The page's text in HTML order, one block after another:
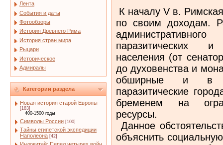
Лента
События и даты
Фотообзоры
История Древнего Рима
История стран мира
Рыцари
Историческое
Адмиралы
Категории раздела
Новая история старой Европы
[183]
400-1500 годы
Символы России [100]
Тайны египетской экспедиции
Наполеона [42]
К началу V в.
по своим доходам.
паразитических
населения (от
до духовенства и
обширные и в
паразитические
бременем на
ресурсы.
Данное
объяснить